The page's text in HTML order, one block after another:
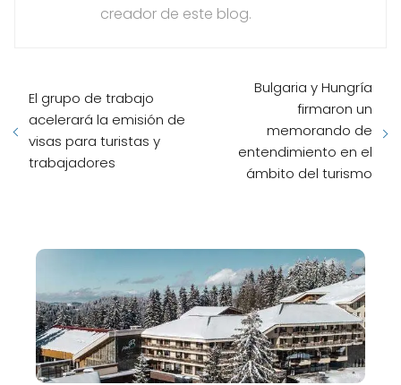
creador de este blog.
El grupo de trabajo
acelerará la emisión de
visas para turistas y
trabajadores
Bulgaria y Hungría
firmaron un
memorando de
entendimiento en el
ámbito del turismo